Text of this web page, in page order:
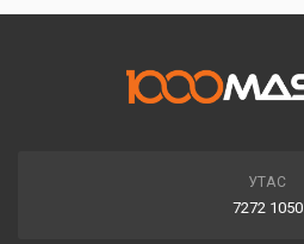
УТАС
7272 1050